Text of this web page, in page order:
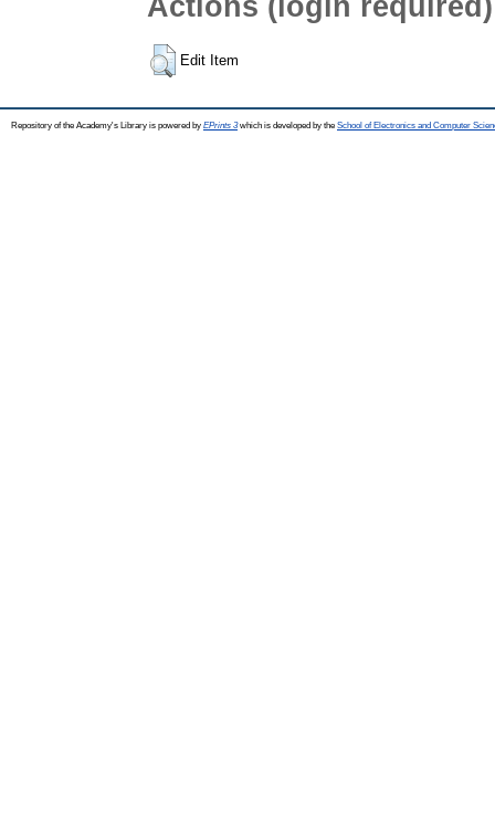
Edit Item
Repository of the Academy's Library is powered by EPrints 3which is developed by the School of Electronics and Computer